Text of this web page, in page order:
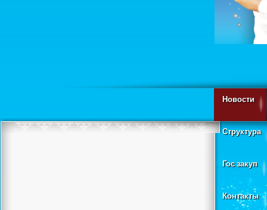
Новости
Структура
Гос закуп
Контакты